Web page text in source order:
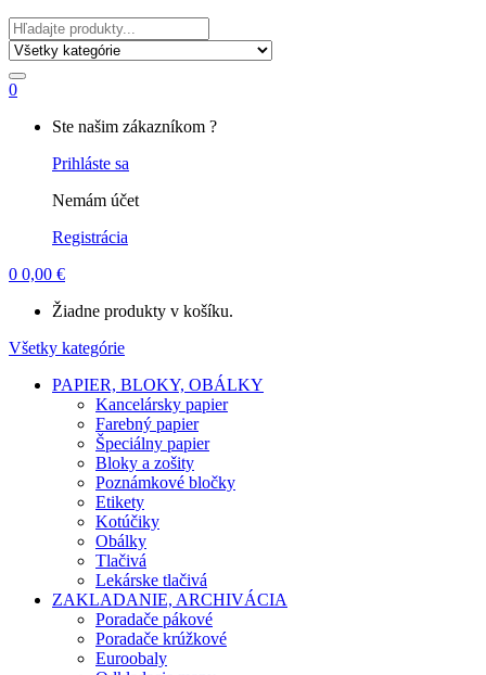
Hľadať
0
Ste našim zákazníkom ?
Prihláste sa
Nemám účet
Registrácia
0 0,00 €
Žiadne produkty v košíku.
Všetky kategórie
PAPIER, BLOKY, OBÁLKY
Kancelársky papier
Farebný papier
Špeciálny papier
Bloky a zošity
Poznámkové bločky
Etikety
Kotúčiky
Obálky
Tlačivá
Lekárske tlačivá
ZAKLADANIE, ARCHIVÁCIA
Poradače pákové
Poradače krúžkové
Euroobaly